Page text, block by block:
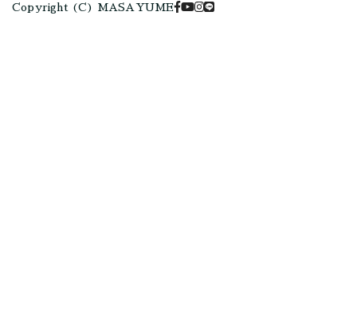
Copyright (C) MASAYUME